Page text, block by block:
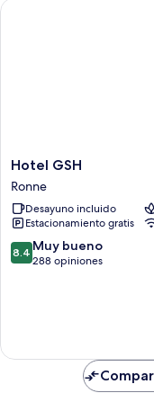
individuales,
Hotel
GSH
Ronne
Hotel GSH
Ronne
Desayuno incluido
Estacionamiento gratis
8.4
de
8.4 Muy bueno
288 opiniones
Hotel GSH